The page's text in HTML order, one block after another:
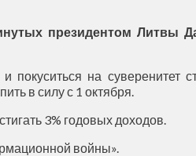
президентом Литвы
на суверенитет
в силу с 1 октября.
3% годовых доходов.
войны».